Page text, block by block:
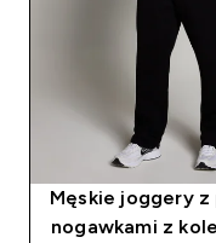
Męskie joggery
nogawkami z